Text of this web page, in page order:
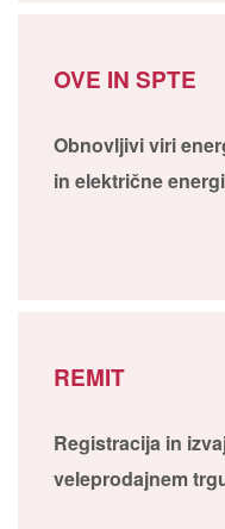
OVE IN SPTE
Obnovljivi viri
in električne
REMIT
Registracija in
veleprodajnem